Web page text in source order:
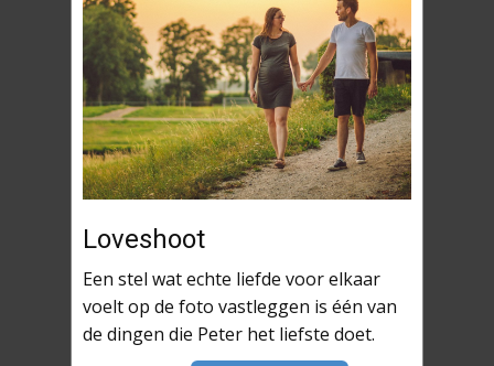
Loveshoot
Een stel wat echte liefde voor elkaar
voelt op de foto vastleggen is één van
de dingen die Peter het liefste doet.